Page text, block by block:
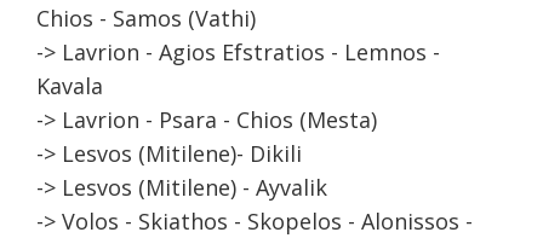
Chios - Samos (Vathi)
-> Lavrion - Agios Efstratios - Lemnos -
Kavala
-> Lavrion - Psara - Chios (Mesta)
-> Lesvos (Mitilene)- Dikili
-> Lesvos (Mitilene) - Ayvalik
-> Volos - Skiathos - Skopelos - Alonissos -